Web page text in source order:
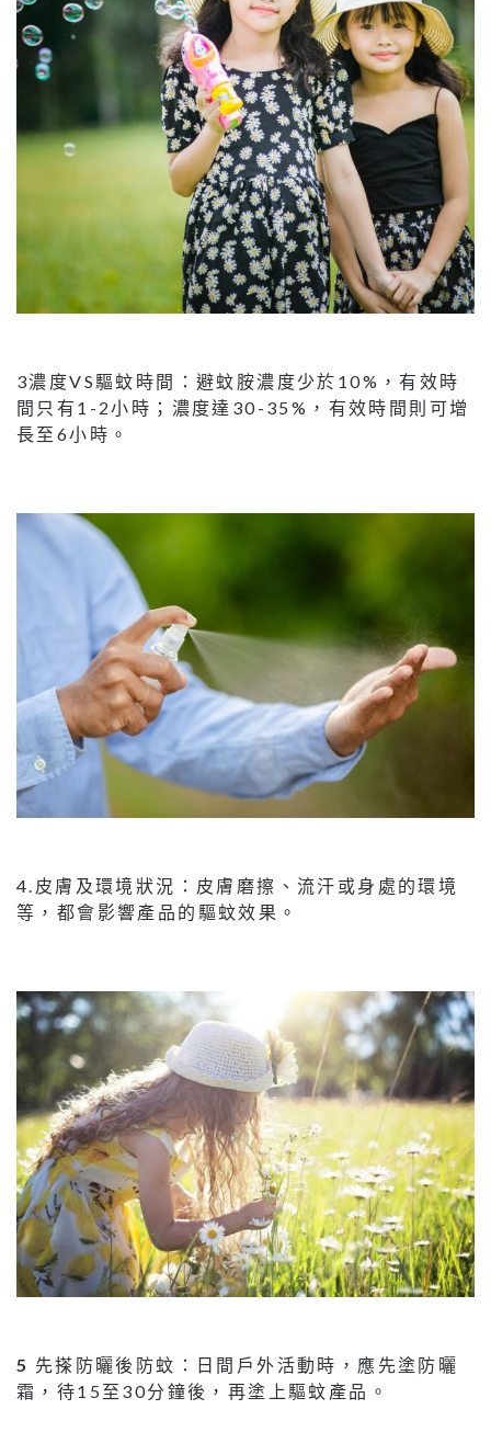
3濃度VS驅蚊時間：避蚊胺濃度少於10%，有效時
間只有1-2小時；濃度達30-35%，有效時間則可增
長至6小時。
4.皮膚及環境狀況：皮膚磨擦、流汗或身處的環境
等，都會影響產品的驅蚊效果。
5 先搽防曬後防蚊：日間戶外活動時，應先塗防曬
霜，待15至30分鐘後，再塗上驅蚊產品。